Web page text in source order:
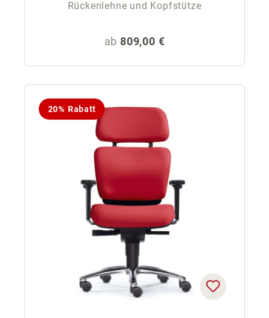
Rückenlehne und Kopfstütze
Regulärer Preis:
ab 809,00 €
20% Rabatt